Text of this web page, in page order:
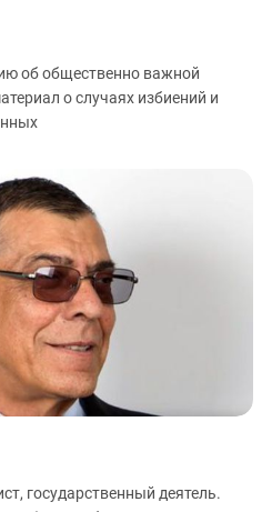
об общественно важной
о случаях избиений и
государственный деятель.